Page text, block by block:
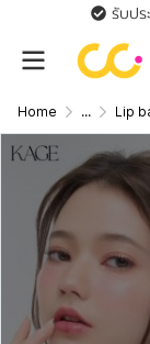
รับปร
Home ... Lip